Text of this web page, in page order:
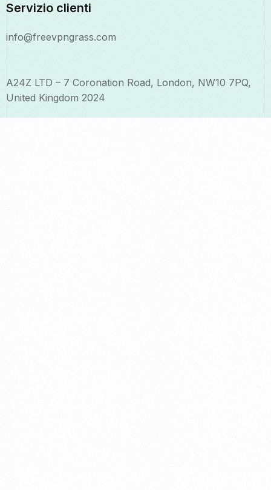
Servizio clienti
info@freevpngrass.com
A24Z LTD – 7 Coronation Road, London, NW10 7PQ,
United Kingdom 2024